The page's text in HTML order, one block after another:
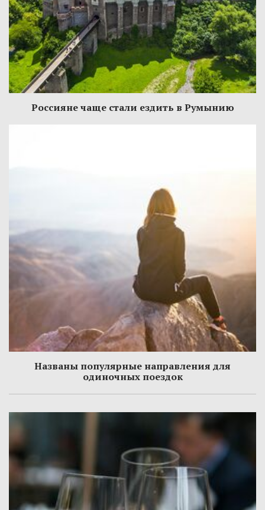
Россияне чаще стали ездить в Румынию
Названы популярные направления для
одиночных поездок